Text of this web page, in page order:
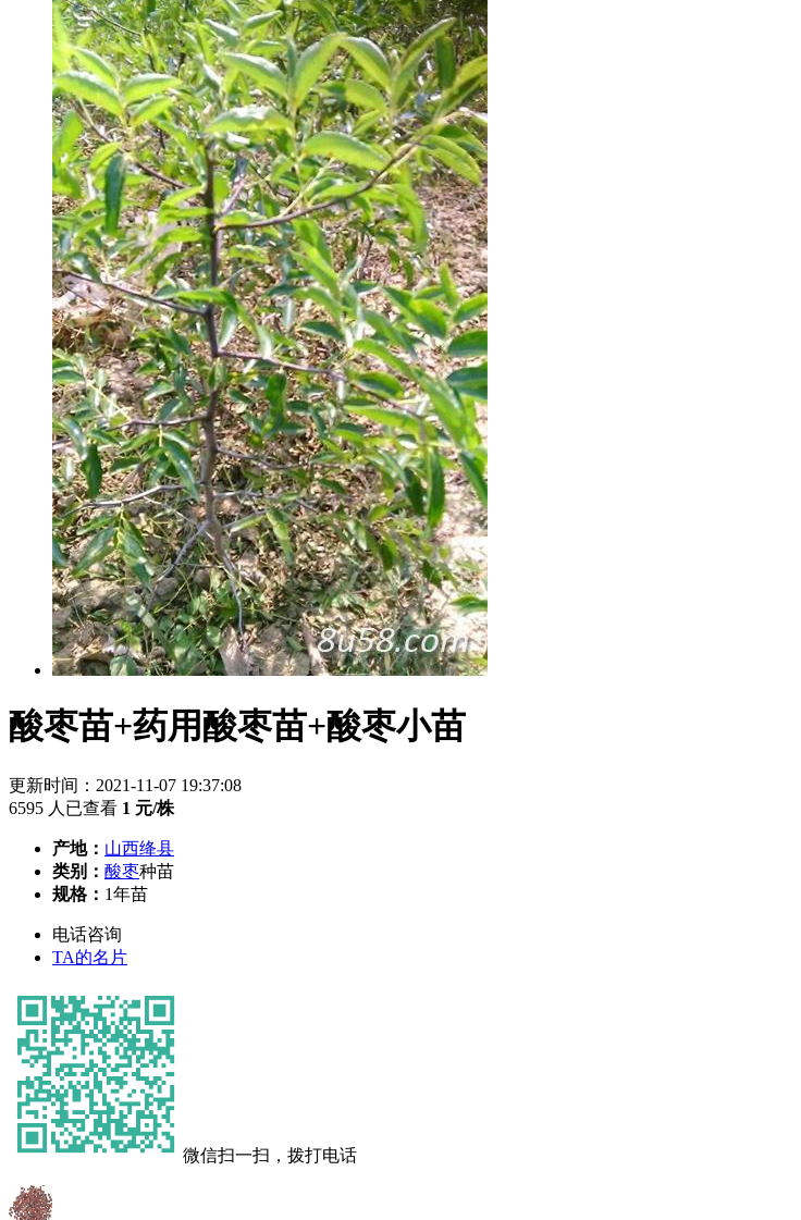
酸枣苗+药用酸枣苗+酸枣小苗
更新时间：2021-11-07 19:37:08
6595 人已查看 1 元/株
产地： 山西绛县
类别： 酸枣种苗
规格： 1年苗
电话咨询
TA的名片
微信扫一扫，拨打电话